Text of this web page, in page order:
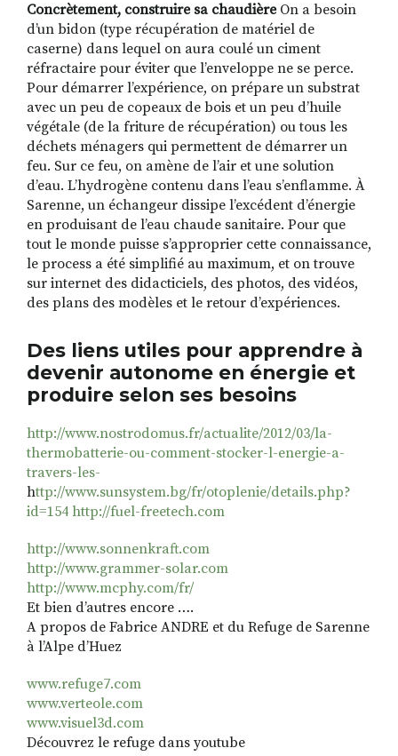
Concrètement, construire sa chaudièreOn a besoin
d’un bidon (type récupération de matériel de
caserne) dans lequel on aura coulé un ciment
réfractaire pour éviter que l’enveloppe ne se perce.
Pour démarrer l’expérience, on prépare un substrat
avec un peu de copeaux de bois et un peu d’huile
végétale (de la friture de récupération) ou tous les
déchets ménagers qui permettent de démarrer un
feu. Sur ce feu, on amène de l’air et une solution
d’eau. L’hydrogène contenu dans l’eau s’enflamme. À
Sarenne, un échangeur dissipe l’excédent d’énergie
en produisant de l’eau chaude sanitaire. Pour que
tout le monde puisse s’approprier cette connaissance,
le process a été simplifié au maximum, et on trouve
sur internet des didacticiels, des photos, des vidéos,
des plans des modèles et le retour d’expériences.
Des liens utiles pour apprendre à
devenir autonome en énergie et
produire selon ses besoins
http://www.nostrodomus.fr/actualite/2012/03/la-
thermobatterie-ou-comment-stocker-l-energie-a-
travers-les-
http://www.sunsystem.bg/fr/otoplenie/details.php?
id=154 http://fuel-freetech.com
http://www.sonnenkraft.com
http://www.grammer-solar.com
http://www.mcphy.com/fr/
Et bien d’autres encore ….
A propos de Fabrice ANDRE et du Refuge de Sarenne
à l’Alpe d’Huez
www.refuge7.com
www.verteole.com
www.visuel3d.com
Découvrez le refuge dans youtube